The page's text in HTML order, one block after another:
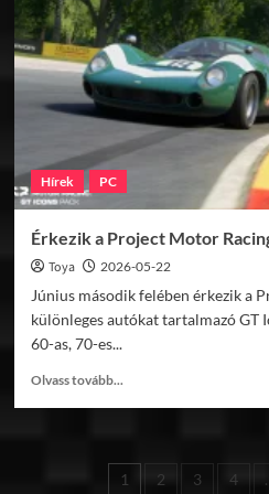
frissítés
Hírek PC
Érkezik a Project Motor
Toya 2026-05-22
Június második felében érkezik a
különleges autókat tartalmazó GT
60-as, 70-es...
Olvass tovább...
a
Project
1 2 3 4